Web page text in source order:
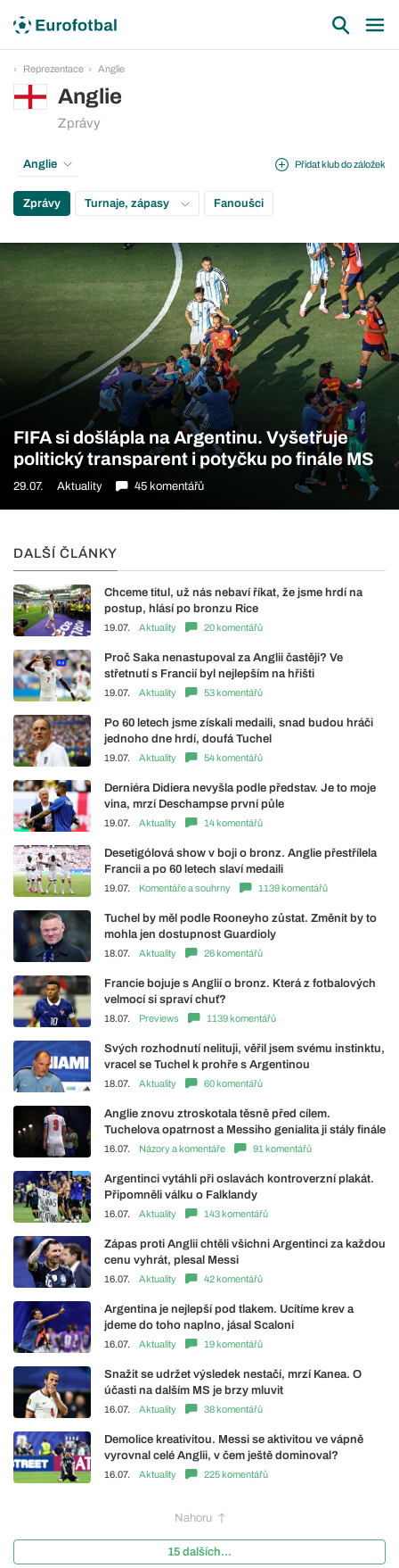
Reprezentace Anglie
Anglie
Zprávy
Přidat klub do záložek
Anglie
Zprávy Turnaje, zápasy Fanoušci
FIFA si došlápla na Argentinu. Vyšetřuje
politický transparent i potyčku po finále MS
29.07. Aktuality 45 komentářů
DALŠÍ ČLÁNKY
Chceme titul, už nás nebaví říkat, že jsme hrdí na
postup, hlásí po bronzu Rice
19.07. Aktuality 20 komentářů
Proč Saka nenastupoval za Anglii častěji? Ve
střetnutí s Francií byl nejlepším na hřišti
19.07. Aktuality 53 komentářů
Po 60 letech jsme získali medaili, snad budou hráči
jednoho dne hrdí, doufá Tuchel
19.07. Aktuality 54 komentářů
Derniéra Didiera nevyšla podle představ. Je to moje
vina, mrzí Deschampse první půle
19.07. Aktuality 14 komentářů
Desetigólová show v boji o bronz. Anglie přestřílela
Francii a po 60 letech slaví medaili
19.07. Komentáře a souhrny 1139 komentářů
Tuchel by měl podle Rooneyho zůstat. Změnit by to
mohla jen dostupnost Guardioly
18.07. Aktuality 26 komentářů
Francie bojuje s Anglií o bronz. Která z fotbalových
velmocí si spraví chuť?
18.07. Previews 1139 komentářů
Svých rozhodnutí nelituji, věřil jsem svému instinktu,
vracel se Tuchel k prohře s Argentinou
18.07. Aktuality 60 komentářů
Anglie znovu ztroskotala těsně před cílem.
Tuchelova opatrnost a Messiho genialita ji stály finále
16.07. Názory a komentáře 91 komentářů
Argentinci vytáhli při oslavách kontroverzní plakát.
Připomněli válku o Falklandy
16.07. Aktuality 143 komentářů
Zápas proti Anglii chtěli všichni Argentinci za každou
cenu vyhrát, plesal Messi
16.07. Aktuality 42 komentářů
Argentina je nejlepší pod tlakem. Ucítíme krev a
jdeme do toho naplno, jásal Scaloni
16.07. Aktuality 19 komentářů
Snažit se udržet výsledek nestačí, mrzí Kanea. O
účasti na dalším MS je brzy mluvit
16.07. Aktuality 38 komentářů
Demolice kreativitou. Messi se aktivitou ve vápně
vyrovnal celé Anglii, v čem ještě dominoval?
16.07. Aktuality 225 komentářů
Nahoru
15 dalších...